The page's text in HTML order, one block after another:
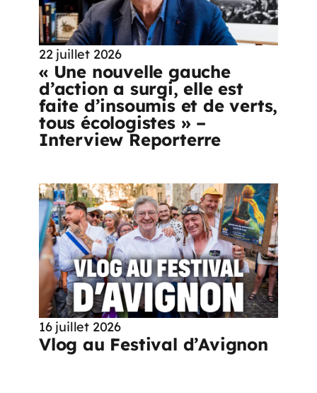
22 juillet 2026
« Une nouvelle gauche
d’action a surgi, elle est
faite d’insoumis et de verts,
tous écologistes » –
Interview Reporterre
16 juillet 2026
Vlog au Festival d’Avignon